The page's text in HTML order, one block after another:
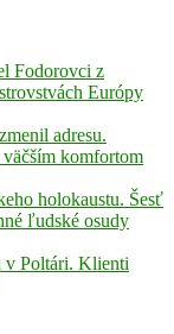
Fodorovci z
Európy
adresu.
komfortom
holokaustu. Šesť
ľudské osudy
v Poltári. Klienti